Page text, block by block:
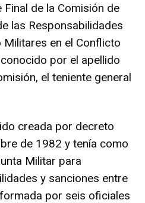
de la Comisión de
las Responsabilidades
en el Conflicto
por el apellido
el teniente general
creada por decreto
de 1982 y tenía como
Militar para
y sanciones entre
por seis oficiales